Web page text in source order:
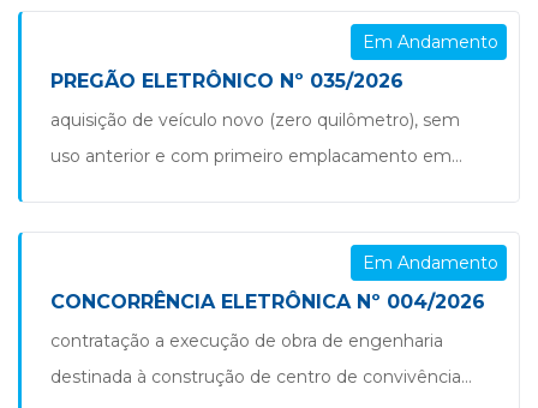
divididos em dois itens nas cores verde (resíduos
recicláveis) e marrom (rejeitos),destinados ao
acondicionamento e armazenamento temporário
de resíduos sólidos urbanos, visando atender às
necessidades do município de são jorge d’oeste/pr,
Em Andamento
PREGÃO ELETRÔNICO Nº 035/2026
aquisição de veículo novo (zero quilômetro), sem
uso anterior e com primeiro emplacamento em
quatro portas, capacidade mínima para cinco
ocupantes, equipado com ar-condicionado, direção
hidráulica ou elétrica e vidros elétricos, em estrita
observância aos critérios da resolução nº 022/2026 –
semipi/gab e da resolução nº […]
Em Andamento
CONCORRÊNCIA ELETRÔNICA Nº 004/2026
contratação a execução de obra de engenharia
destinada à construção de centro de convivência